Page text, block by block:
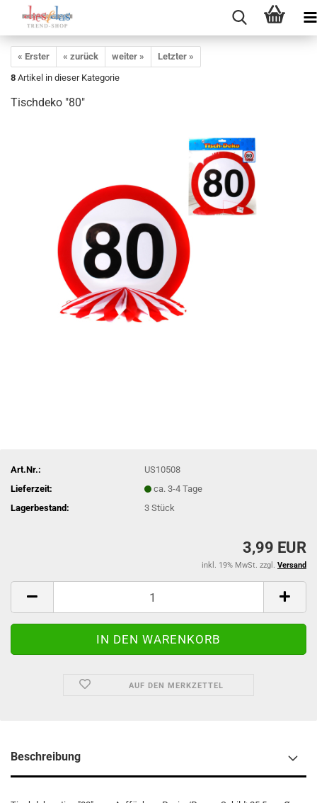
« Erster « zurück weiter »
Letzter »
8 Artikel in dieser Kategorie
Tischdeko "80"
Art.Nr.:
US10508
Lieferzeit:
ca. 3-4 Tage
Lagerbestand:
3Stück
3,99 EUR
inkl. 19% MwSt. zzgl. Versand
AUF DEN MERKZETTEL
Beschreibung